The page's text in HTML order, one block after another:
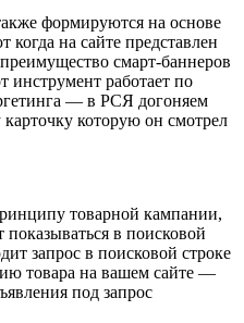
формируются на основе
на сайте представлен
смарт-баннеров
инструмент работает по
— в РСЯ догоняем
которую он смотрел
товарной кампании,
в поисковой
запрос в поисковой строке
товара на вашем сайте —
под запрос